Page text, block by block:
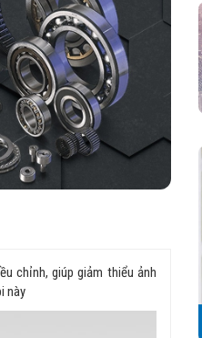
chỉnh, giúp giảm thiểu ảnh
này